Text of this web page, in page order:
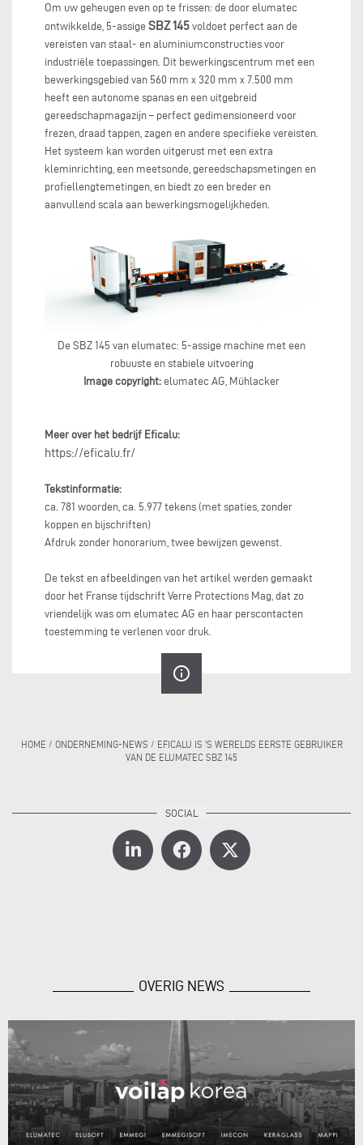
Om uw geheugen even op te frissen: de door elumatec
ontwikkelde, 5-assige SBZ 145 voldoet perfect aan de
vereisten van staal- en aluminiumconstructies voor
industriële toepassingen. Dit bewerkingscentrum met een
bewerkingsgebied van 560 mm x 320 mm x 7.500 mm
heeft een autonome spanas en een uitgebreid
gereedschapmagazijn – perfect gedimensioneerd voor
frezen, draad tappen, zagen en andere specifieke vereisten.
Het systeem kan worden uitgerust met een extra
kleminrichting, een meetsonde, gereedschapsmetingen en
profiellengtemetingen, en biedt zo een breder en
aanvullend scala aan bewerkingsmogelijkheden.
De SBZ 145 van elumatec: 5-assige machine met een
robuuste en stabiele uitvoering
Image copyright: elumatec AG, Mühlacker
Meer over het bedrijf Eficalu:
https://eficalu.fr/
Tekstinformatie:
ca. 781 woorden, ca. 5.977 tekens (met spaties, zonder
koppen en bijschriften)
Afdruk zonder honorarium, twee bewijzen gewenst.
De tekst en afbeeldingen van het artikel werden gemaakt
door het Franse tijdschrift Verre Protections Mag, dat zo
vriendelijk was om elumatec AG en haar perscontacten
toestemming te verlenen voor druk.
info_outline
HOME / ONDERNEMING-NEWS / EFICALU IS 'S WERELDS EERSTE GEBRUIKER
VAN DE ELUMATEC SBZ 145
OVERIG NEWS